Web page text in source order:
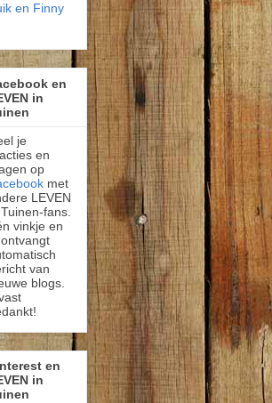
en Finny
en
in
je
en
op
met
LEVEN
fans.
vinkje en
van
blogs.
en
in